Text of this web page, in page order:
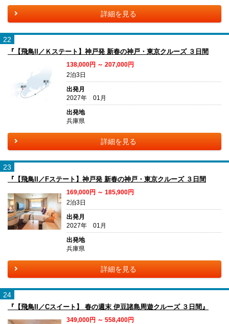
詳細を見る
22
『【飛鳥II／Ｋステート】神戸発 新春の神戸・東京クルーズ ３日間
138,000円 ～ 207,000円
2泊3日
出発月
2027年 01月
出発地
兵庫県
詳細を見る
23
『【飛鳥II／Fステート】神戸発 新春の神戸・東京クルーズ ３日間
169,000円 ～ 185,900円
2泊3日
出発月
2027年 01月
出発地
兵庫県
詳細を見る
24
『【飛鳥II／Cスイート】 春の週末 伊豆諸島周遊クルーズ ３日間』
349,000円 ～ 558,400円